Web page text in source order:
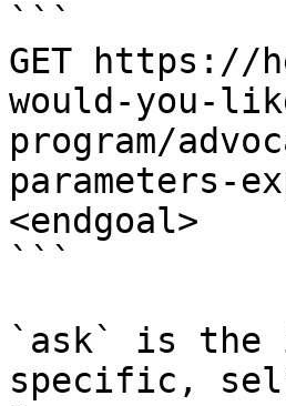
```
GET https://
would-you-
program/
parameters-
<endgoal>
```
`ask` is the
specific,